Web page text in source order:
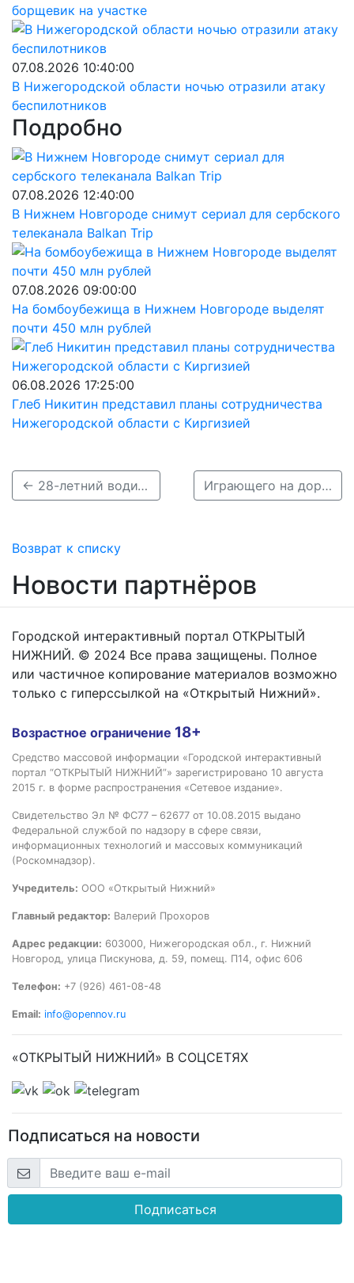
борщевик на участке
07.08.2026 10:40:00
В Нижегородской области ночью отразили атаку
беспилотников
Подробно
07.08.2026 12:40:00
В Нижнем Новгороде снимут сериал для сербского
телеканала Balkan Trip
07.08.2026 09:00:00
На бомбоубежища в Нижнем Новгороде выделят
почти 450 млн рублей
06.08.2026 17:25:00
Глеб Никитин представил планы сотрудничества
Нижегородской области с Киргизией
← 28-летний водитель разбил шесть машин в ЖК «Юг» в Нижнем Новгороде Играющего на дороге ребенка сбили в Сокольском →
Возврат к списку
Новости партнёров
Городской интерактивный портал ОТКРЫТЫЙ
НИЖНИЙ. © 2024 Все права защищены. Полное
или частичное копирование материалов возможно
только с гиперссылкой на «Открытый Нижний».
Возрастное ограничение 18+
Средство массовой информации «Городской интерактивный
портал “ОТКРЫТЫЙ НИЖНИЙ”» зарегистрировано 10 августа
2015 г. в форме распространения «Сетевое издание».
Свидетельство Эл № ФС77 – 62677 от 10.08.2015 выдано
Федеральной службой по надзору в сфере связи,
информационных технологий и массовых коммуникаций
(Роскомнадзор).
Учредитель: ООО «Открытый Нижний»
Главный редактор: Валерий Прохоров
Адрес редакции: 603000, Нижегородская обл., г. Нижний
Новгород, улица Пискунова, д. 59, помещ. П14, офис 606
Телефон: +7 (926) 461-08-48
Email: info@opennov.ru
«ОТКРЫТЫЙ НИЖНИЙ» В СОЦСЕТЯХ
Подписаться на новости
Подписаться